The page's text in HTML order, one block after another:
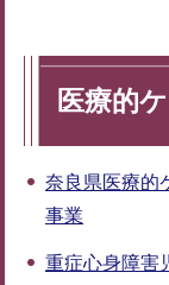
医療的
奈良県医療的
事業
重症心身障害